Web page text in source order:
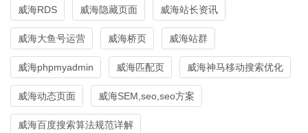
威海RDS 威海隐藏页面 威海站长资讯
威海大鱼号运营 威海桥页 威海站群
威海phpmyadmin 威海匹配页 威海神马移动搜索优化
威海动态页面 威海SEM,seo,seo方案
威海百度搜索算法规范详解